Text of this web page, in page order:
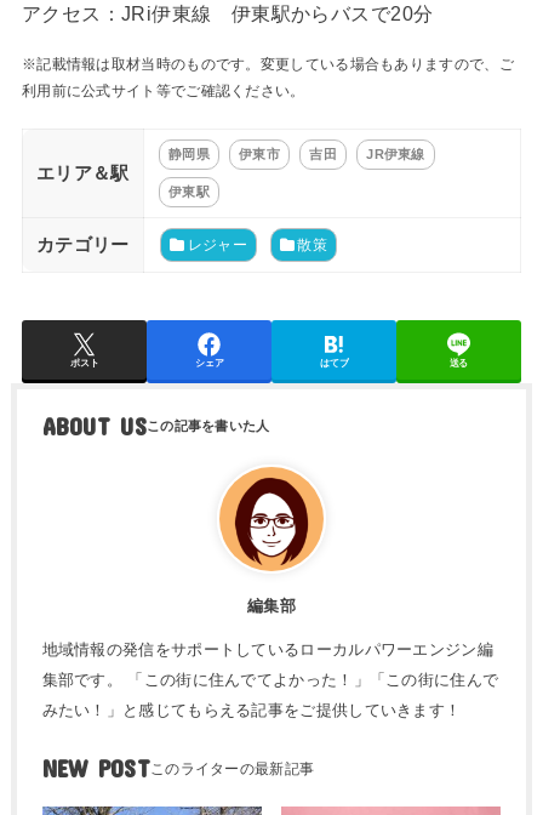
アクセス：JRi伊東線 伊東駅からバスで20分
※記載情報は取材当時のものです。変更している場合もありますので、ご
利用前に公式サイト等でご確認ください。
エリア＆駅
静岡県 伊東市 吉田 JR伊東線
伊東駅
カテゴリー レジャー 散策
ポスト シェア はてブ 送る
ABOUT US
編集部
地域情報の発信をサポートしているローカルパワーエンジン編
集部です。 「この街に住んでてよかった！」「この街に住んで
みたい！」と感じてもらえる記事をご提供していきます！
NEW POST